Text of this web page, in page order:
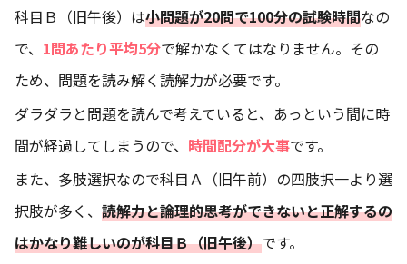
科目Ｂ（旧午後）は小問題が20問で100分の試験時間なの
で、 1問あたり平均5分で解かなくてはなりません。その
ため、問題を読み解く読解力が必要です。
ダラダラと問題を読んで考えていると、あっという間に時
間が経過してしまうので、 時間配分が大事です。
また、多肢選択なので科目Ａ（旧午前）の四肢択一より選
択肢が多く、 読解力と論理的思考ができないと正解するの
はかなり難しいのが科目Ｂ（旧午後）です。